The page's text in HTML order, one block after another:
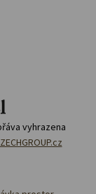
vyhrazena